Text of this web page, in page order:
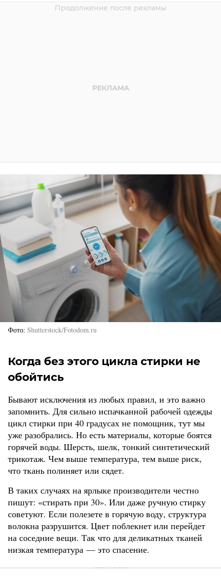
Фото Shutterstock/Fotodom.ru
Когда без этого цикла стирки не
обойтись
Бывают исключения из любых правил, и это важно
запомнить. Для сильно испачканной рабочей одежды
цикл стирки при 40 градусах не помощник, тут мы
уже разобрались. Но есть материалы, которые боятся
горячей воды. Шерсть, шелк, тонкий синтетический
трикотаж. Чем выше температура, тем выше риск,
что ткань полиняет или сядет.
В таких случаях на ярлыке производители честно
пишут: «стирать при 30». Или даже ручную стирку
советуют. Если полезете в горячую воду, структура
волокна разрушится. Цвет поблекнет или перейдет
на соседние вещи. Так что для деликатных тканей
низкая температура — это спасение.